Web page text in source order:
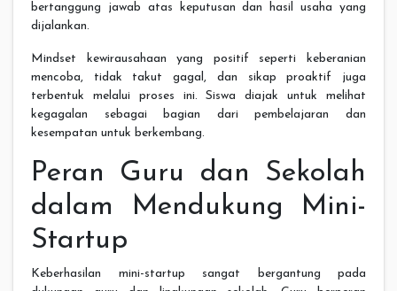
bertanggung jawab atas keputusan dan hasil usaha yang
dijalankan.
Mindset kewirausahaan yang positif seperti keberanian
mencoba, tidak takut gagal, dan sikap proaktif juga
terbentuk melalui proses ini. Siswa diajak untuk melihat
kegagalan sebagai bagian dari pembelajaran dan
kesempatan untuk berkembang.
Peran Guru dan Sekolah
dalam Mendukung Mini-
Startup
Keberhasilan mini-startup sangat bergantung pada